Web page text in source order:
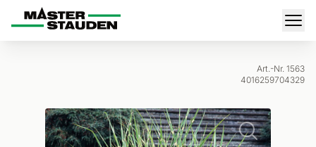
Master-Stauden
Art.-Nr. 1563
4016259704329